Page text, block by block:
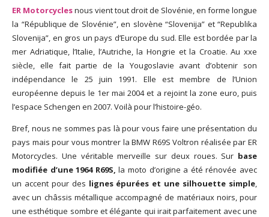
God It’s Friday | Irish Call
Mar 16, 2017 |Joyeux
anniversaire Lara Croft !
Mar 10, 2017 |TGIF – Thank
God It’s Friday | Journée de
la Femme
Mar 06, 2017 |No Money
Kids s’offre un clip très
esthétique pour leur
nouveau single
Mar 02, 2017 |
Sacré nom
d’une pipe !
ER Motorcyclesnous vient tout droit de Slovénie, en forme longue
la “République de Slovénie”, en slovène “Slovenija” et “Republika
Slovenija”, en gros un pays d’Europe du sud. Elle est bordée par la
mer Adriatique, l’Italie, l’Autriche, la Hongrie et la Croatie. Au xxe
siècle, elle fait partie de la Yougoslavie avant d’obtenir son
indépendance le 25 juin 1991. Elle est membre de l’Union
européenne depuis le 1er mai 2004 et a rejoint la zone euro, puis
l’espace Schengen en 2007. Voilà pour l’histoire-géo.
Bref, nous ne sommes pas là pour vous faire une présentation du
pays mais pour vous montrer la BMW R69S Voltron réalisée par ER
Motorcycles. Une véritable merveille sur deux roues. Sur base
modifiée d’une 1964 R69S, la moto d’origine a été rénovée avec
un accent pour des lignes épurées et une silhouette simple,
avec un châssis métallique accompagné de matériaux noirs, pour
une esthétique sombre et élégante qui irait parfaitement avec une